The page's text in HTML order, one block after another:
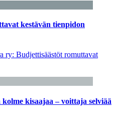
kestävän tienpidon
ry: Budjettisäästöt romuttavat
kisaajaa – voittaja selviää